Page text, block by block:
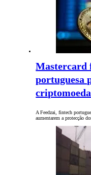
Mastercard
portuguesa
A Feedzai, fintech
aumentarem a protecção